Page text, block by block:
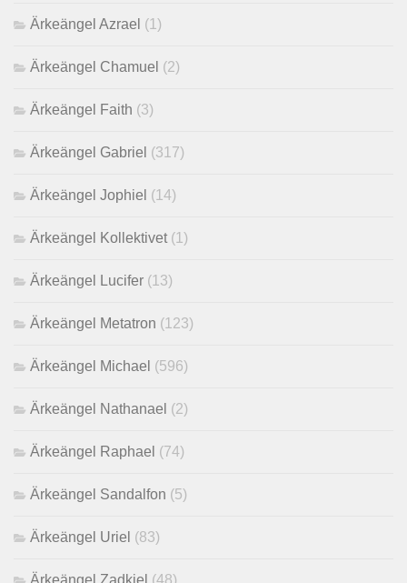
Ärkeängel Azrael (1)
Ärkeängel Chamuel (2)
Ärkeängel Faith (3)
Ärkeängel Gabriel (317)
Ärkeängel Jophiel (14)
Ärkeängel Kollektivet (1)
Ärkeängel Lucifer (13)
Ärkeängel Metatron (123)
Ärkeängel Michael (596)
Ärkeängel Nathanael (2)
Ärkeängel Raphael (74)
Ärkeängel Sandalfon (5)
Ärkeängel Uriel (83)
Ärkeängel Zadkiel (48)